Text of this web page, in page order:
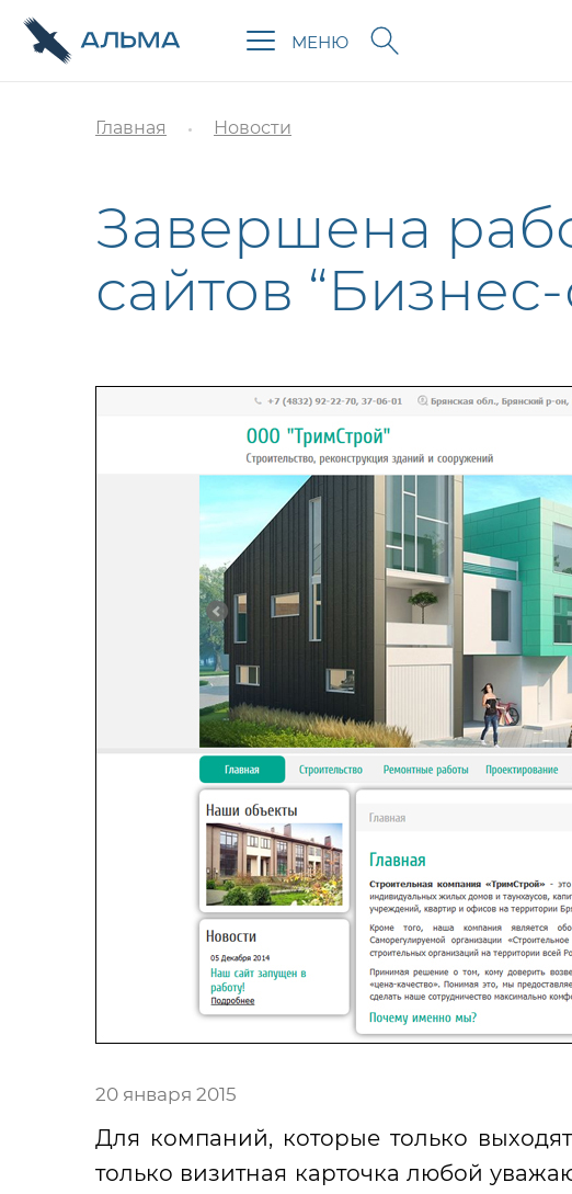
МЕНЮ
Главная Новости
Завершена
сайтов “Бизнес-
20 января 2015
Для компаний, которые только
только визитная карточка любой